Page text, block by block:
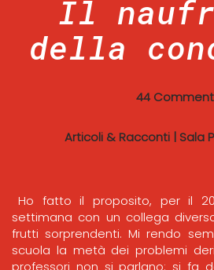
Il
della
44
Articoli & Racconti | Sala
Ho fatto il proposito, per il
settimana con un collega
frutti sorprendenti. Mi rendo
scuola la metà dei problemi
professori non si parlano: si fa